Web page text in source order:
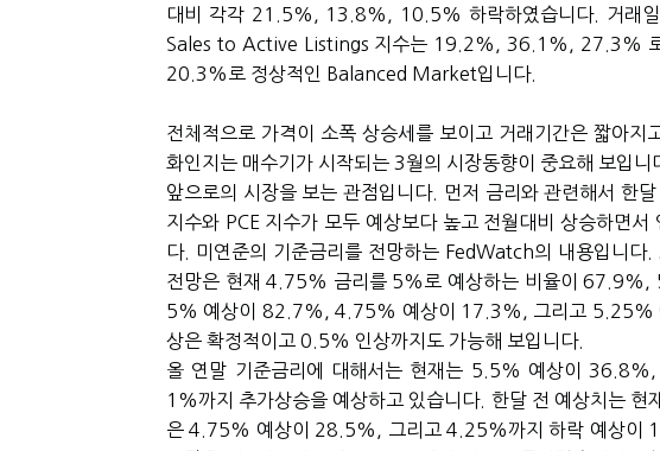
대비 각각 21.5%, 13.8%, 10.5% 하락하였습니다. 거래
Sales to Active Listings 지수는 19.2%, 36.1%, 27.3% 로
20.3%로 정상적인 Balanced Market입니다.
전체적으로 가격이 소폭 상승세를 보이고 거래기간은 짧아지
화인지는 매수기가 시작되는 3월의 시장동향이 중요해 보입니
앞으로의 시장을 보는 관점입니다. 먼저 금리와 관련해서 한
지수와 PCE 지수가 모두 예상보다 높고 전월대비 상승하면
다. 미연준의 기준금리를 전망하는 FedWatch의 내용입니
전망은 현재 4.75% 금리를 5%로 예상하는 비율이
5% 예상이 82.7%, 4.75% 예상이 17.3%, 그리고 5.25%
상은 확정적이고 0.5% 인상까지도 가능해 보입니다.
올 연말 기준금리에 대해서는 현재는 5.5% 예상이
1%까지 추가상승을 예상하고 있습니다. 한달 전 예상치는
은 4.75% 예상이 28.5%, 그리고 4.25%까지 하락 예상이